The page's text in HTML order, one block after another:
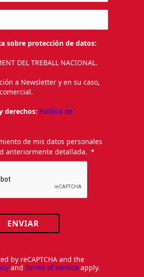
sobre protección de datos:
DEL TREBALL NACIONAL.
a Newsletter y en su caso,
derechos: Política de
de mis datos personales
anteriormente detallada.
ENVIAR
by reCAPTCHA and the
and Terms of Service apply.